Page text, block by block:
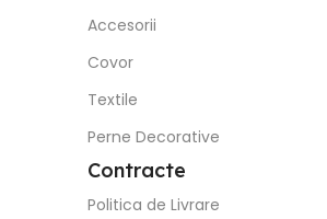
Accesorii
Covor
Textile
Perne Decorative
Contracte
Politica de Livrare